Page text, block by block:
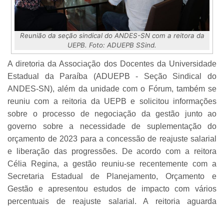
Reunião da seção sindical do ANDES-SN com a reitora da
UEPB. Foto: ADUEPB SSind.
A diretoria da Associação dos Docentes da Universidade
Estadual da Paraíba (ADUEPB - Seção Sindical do
ANDES-SN), além da unidade com o Fórum, também se
reuniu com a reitoria da UEPB e solicitou informações
sobre o processo de negociação da gestão junto ao
governo sobre a necessidade de suplementação do
orçamento de 2023 para a concessão de reajuste salarial
e liberação das progressões. De acordo com a reitora
Célia Regina, a gestão reuniu-se recentemente com a
Secretaria Estadual de Planejamento, Orçamento e
Gestão e apresentou estudos de impacto com vários
percentuais de reajuste salarial. A reitoria aguarda